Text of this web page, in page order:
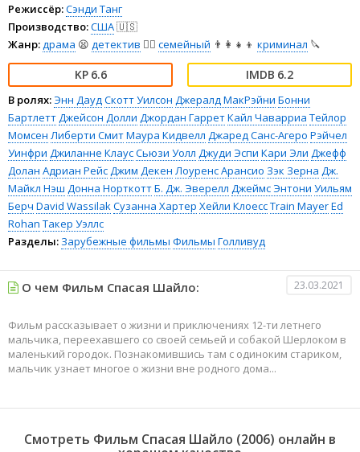
Режиссёр:Сэнди Танг
Производство:США🇺🇸
Жанр:драма 😫 детектив 🕵️‍♂️ семейный 👨‍👩‍👧‍👦 криминал 🔪
6.6 6.2
В ролях:Энн ДаудСкотт Уилсон Джералд МакРэйни Бонни
БартлеттДжейсон Долли Джордан ГарретКайл Чаварриа Тейлор
Момсен Либерти СмитМаура Кидвелл Джаред Санс-Агеро Рэйчел
Уинфри Джиланне КлаусСьюзи Уолл Джуди Эспи Кари Эли Джефф
Долан Адриан РейсДжим Декен Лоуренс Арансио Зэк Зерна Дж.
Майкл Нэш Донна НорткоттБ. Дж. Эверелл Джеймс Энтони Уильям
Берч David WassilakСузанна Хартер Хейли КлоессTrain MayerEd
Rohan Такер Уэллс
Разделы: Зарубежные фильмы Фильмы Голливуд
О чем Фильм Спасая Шайло: 23.03.2021
Фильм рассказывает о жизни и приключениях 12-ти летнего
мальчика, переехавшего со своей семьей и собакой Шерлоком в
маленький городок. Познакомившись там с одиноким стариком,
мальчик узнает многое о жизни вне родного дома...
Смотреть Фильм Спасая Шайло (2006) онлайн в